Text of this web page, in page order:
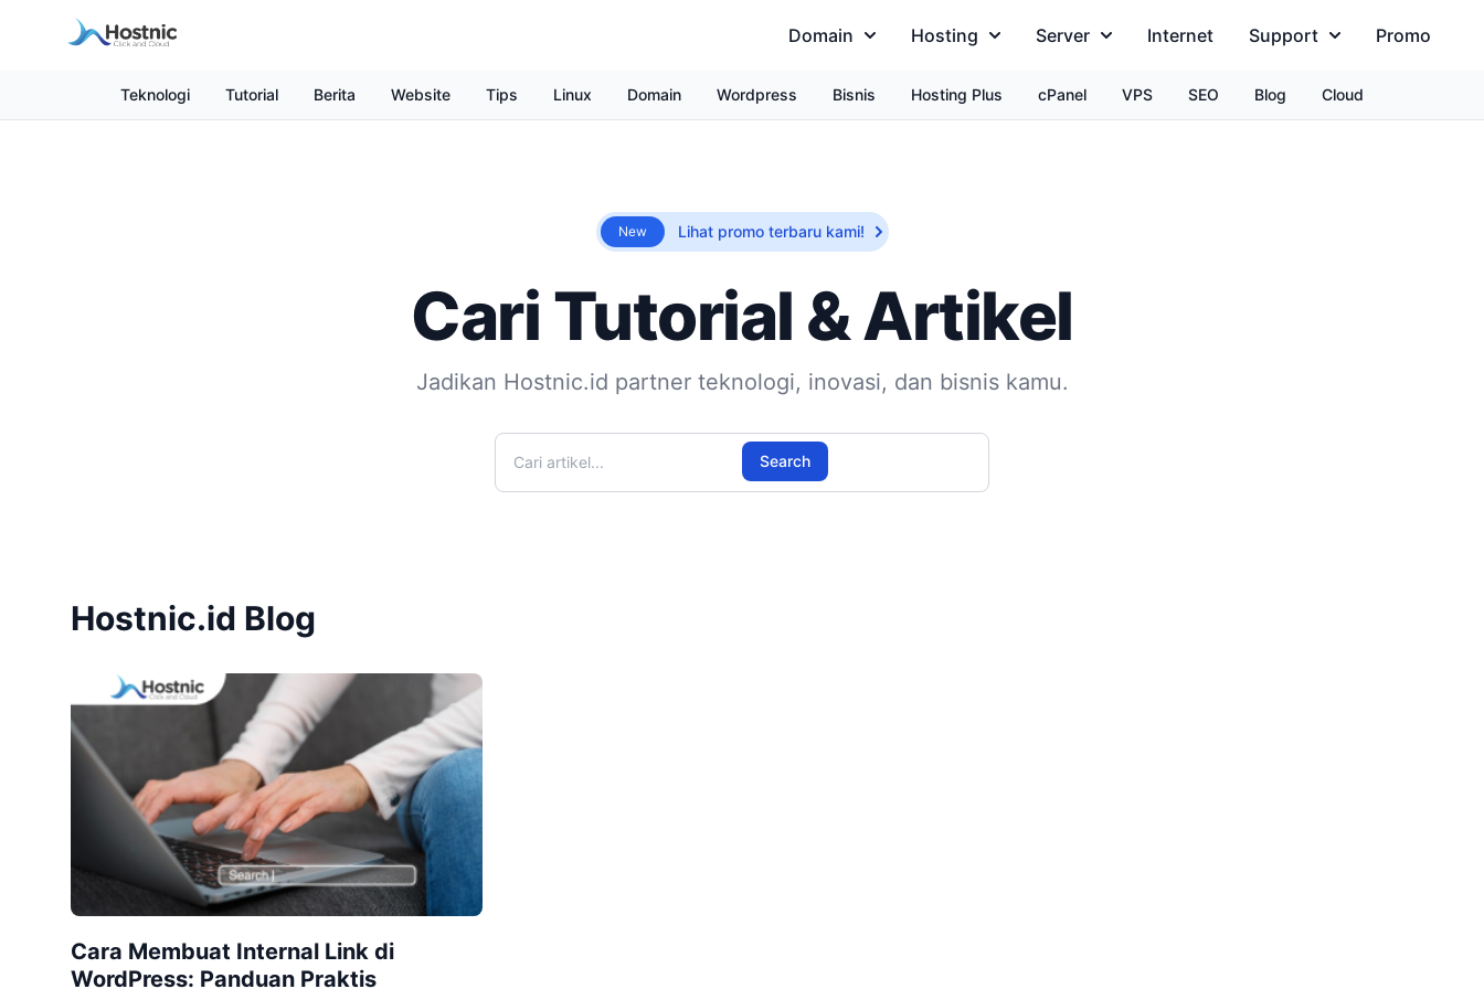
Domain Hosting Server Internet Support Promo
Teknologi Tutorial Berita Website Tips Linux Domain Wordpress Bisnis Hosting Plus cPanel VPS SEO Blog Cloud
New Lihat promo terbaru kami!
Cari Tutorial & Artikel
Jadikan Hostnic.id partner teknologi, inovasi, dan bisnis kamu.
Cari artikel
Search
Hostnic.id Blog
Cara Membuat Internal Link di
WordPress: Panduan Praktis